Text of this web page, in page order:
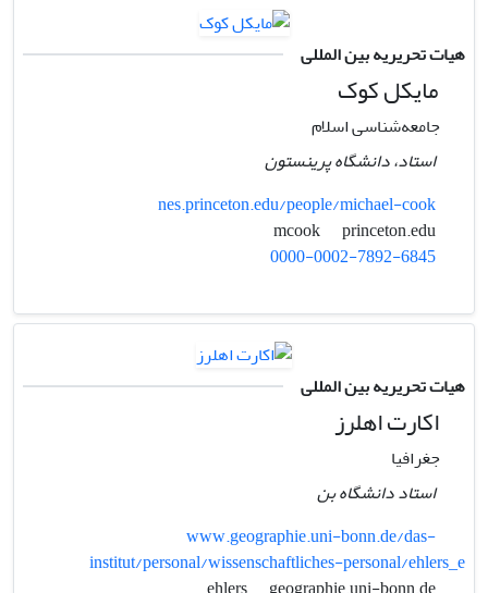
هیات تحریریه بین المللی
مایکل کوک
جامعه‌شناسی اسلام
استاد، دانشگاه پرینستون
nes.princeton.edu/people/michael-cook
princeton.edu
0000-0002-7892-6845
هیات تحریریه بین المللی
اکارت اهلرز
جغرافیا
استاد دانشگاه بن
www.geographie.uni-bonn.de/das-
institut/personal/wissenschaftliches-personal/ehlers_e